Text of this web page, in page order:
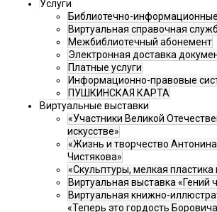
Услуги
Библиотечно-информационные
Виртуальная справочная
Межбиблиотечный абонемент
Электронная доставка
Платные услуги
Информационно-правовые
ПУШКИНСКАЯ КАРТА
Виртуальные выставки
«Участники Великой
искусстве»
«Жизнь и творчество
Чистякова»
«Скульптуры, мелкая пластика
Виртуальная выставка «Гений
Виртуальная книжно-
«Теперь это гордость